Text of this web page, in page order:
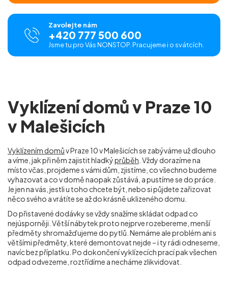
Zavolejte nám
+420 777 500 600
Jsme tu pro Vás NONSTOP. Pracujeme i o svátcích.
Vyklízení domů v Praze 10
v Malešicích
Vyklízením domův Praze 10 v Malešicích se zabýváme už dlouho
a víme, jak při něm zajistit hladkýprůběh . Vždy dorazíme na
místo včas, projdeme s vámi dům, zjistíme, co všechno budeme
vyhazovat a co v domě naopak zůstává, a pustíme se do práce.
Je jen na vás, jestli u toho chcete být, nebo si půjdete zařizovat
něco svého a vrátíte se až do krásně uklizeného domu.
Do přistavené dodávky se vždy snažíme skládat odpad co
nejúsporněji. Větší nábytek proto nejprve rozebereme, menší
předměty shromažďujeme do pytlů. Nemáme ale problém ani s
většími předměty, které demontovat nejde – i ty rádi odneseme,
navíc bez příplatku. Po dokončení vyklízecích prací pak všechen
odpad odvezeme, roztřídíme a necháme zlikvidovat.